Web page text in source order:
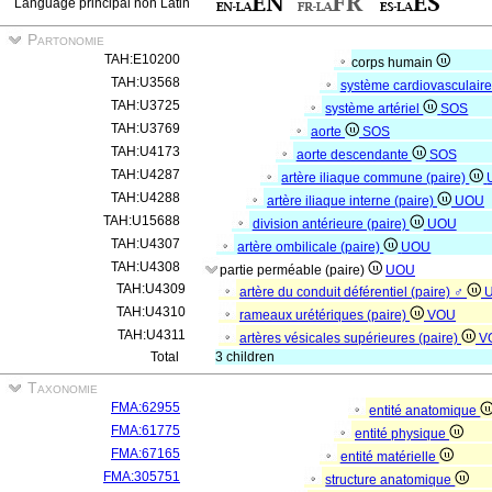
Language principal non Latin
Partonomie
TAH:E10200
corps humain
TAH:U3568
système cardiovasculaire
TAH:U3725
système artériel
SOS
TAH:U3769
aorte
SOS
TAH:U4173
aorte descendante
SOS
TAH:U4287
artère iliaque commune (paire)
TAH:U4288
artère iliaque interne (paire)
UOU
TAH:U15688
division antérieure (paire)
UOU
TAH:U4307
artère ombilicale (paire)
UOU
TAH:U4308
partie perméable (paire)
UOU
TAH:U4309
artère du conduit déférentiel (paire) ♂
TAH:U4310
rameaux urétériques (paire)
VOU
TAH:U4311
artères vésicales supérieures (paire)
Total
3 children
Taxonomie
FMA:62955
entité anatomique
FMA:61775
entité physique
FMA:67165
entité matérielle
FMA:305751
structure anatomique